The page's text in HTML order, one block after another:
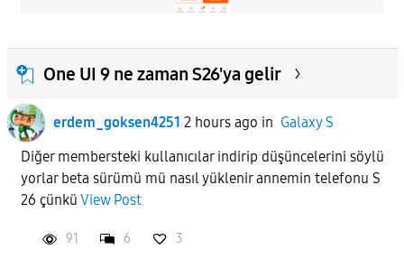
One UI 9 ne zaman S26'ya gelir
erdem_goksen4251 2 hours ago in Galaxy S
Diğer membersteki kullanıcılar indirip düşüncelerini söylü
yorlar beta sürümü mü nasıl yüklenir annemin telefonu S
26 çünkü View Post
91 6 3